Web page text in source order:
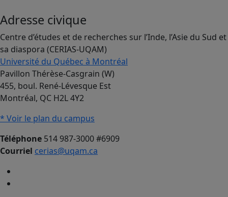
Adresse civique
Centre d’études et de recherches sur l’Inde, l’Asie du Sud et
sa diaspora (CERIAS-UQAM)
Université du Québec à Montréal
Pavillon Thérèse-Casgrain (W)
455, boul. René-Lévesque Est
Montréal, QC H2L 4Y2
* Voir le plan du campus
Téléphone 514 987-3000 #6909
Courriel cerias@uqam.ca